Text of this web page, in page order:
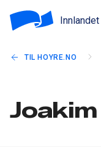
TIL HOYRE.NO